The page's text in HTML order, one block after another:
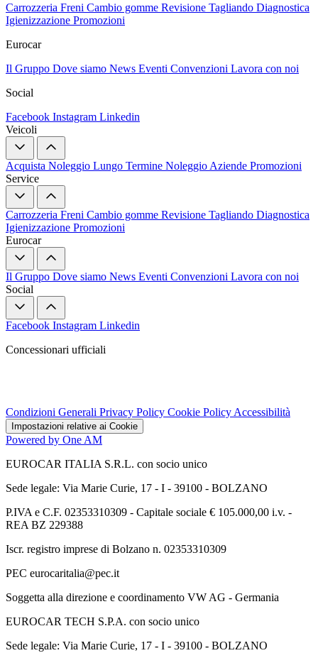
Carrozzeria Freni Cambio gomme Revisione Tagliando Diagnostica
Igienizzazione Promozioni
Eurocar
Il Gruppo Dove siamo News Eventi Convenzioni Lavora con noi
Social
Facebook Instagram Linkedin
Veicoli
Acquista Noleggio Lungo Termine Noleggio Aziende Promozioni
Service
Carrozzeria Freni Cambio gomme Revisione Tagliando Diagnostica
Igienizzazione Promozioni
Eurocar
Il Gruppo Dove siamo News Eventi Convenzioni Lavora con noi
Social
Facebook Instagram Linkedin
Concessionari ufficiali
Condizioni Generali Privacy Policy Cookie Policy Accessibilità
Impostazioni relative ai Cookie
Powered by One AM
EUROCAR ITALIA S.R.L. con socio unico
Sede legale: Via Marie Curie, 17 - I - 39100 - BOLZANO
P.IVA e C.F. 02353310309 - Capitale sociale € 105.000,00 i.v. -
REA BZ 229388
Iscr. registro imprese di Bolzano n. 02353310309
PEC eurocaritalia@pec.it
Soggetta alla direzione e coordinamento VW AG - Germania
EUROCAR TECH S.P.A. con socio unico
Sede legale: Via Marie Curie, 17 - I - 39100 - BOLZANO